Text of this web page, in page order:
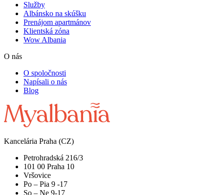
Služby
Albánsko na skúšku
Prenájom apartmánov
Klientská zóna
Wow Albania
O nás
O spoločnosti
Napísali o nás
Blog
Kancelária Praha (CZ)
Petrohradská 216/3
101 00 Praha 10
Vršovice
Po – Pia 9 -17
So – Ne 9-17